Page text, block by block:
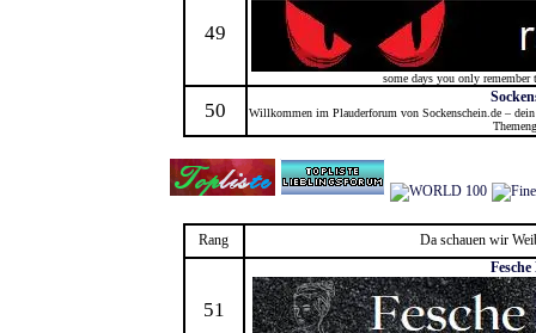
49
some days you only remember
50
Willkommen im Plauderforum von Sockenschein.de –
Rang Da schauen wir
51
Fesche